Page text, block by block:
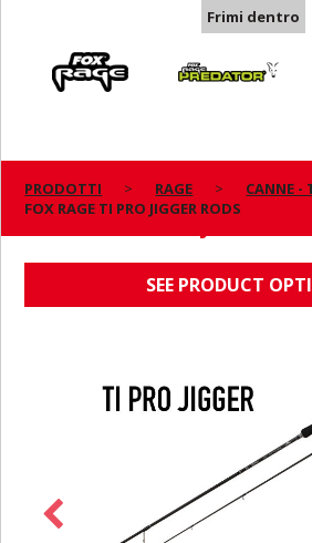
Frimi dentro
Predator
PRODOTTI RAGE
CANNE -
FOX RAGE TI PRO JIGGER RODS
SEE PRODUCT